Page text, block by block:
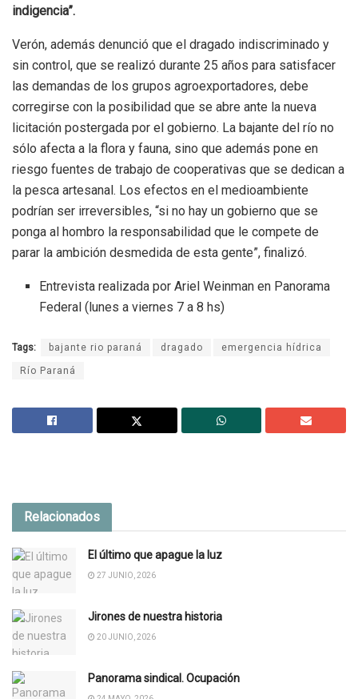
indigencia”.
Verón, además denunció que el dragado indiscriminado y
sin control, que se realizó durante 25 años para satisfacer
las demandas de los grupos agroexportadores, debe
corregirse con la posibilidad que se abre ante la nueva
licitación postergada por el gobierno. La bajante del río no
sólo afecta a la flora y fauna, sino que además pone en
riesgo fuentes de trabajo de cooperativas que se dedican a
la pesca artesanal. Los efectos en el medioambiente
podrían ser irreversibles, “si no hay un gobierno que se
ponga al hombro la responsabilidad que le compete de
parar la ambición desmedida de esta gente”, finalizó.
Entrevista realizada por Ariel Weinman en Panorama
Federal (lunes a viernes 7 a 8 hs)
Tags: bajante rio paraná dragado emergencia hídrica
Río Paraná
Relacionados
El último que apague la luz
27 JUNIO, 2026
Jirones de nuestra historia
20 JUNIO, 2026
Panorama sindical. Ocupación